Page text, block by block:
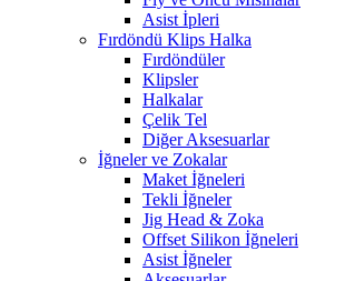
Asist İpleri
Fırdöndü Klips Halka
Fırdöndüler
Klipsler
Halkalar
Çelik Tel
Diğer Aksesuarlar
İğneler ve Zokalar
Maket İğneleri
Tekli İğneler
Jig Head & Zoka
Offset Silikon İğneleri
Asist İğneler